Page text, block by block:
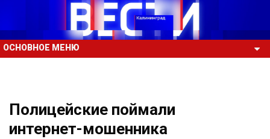
ОСНОВНОЕ МЕНЮ
Полицейские поймали
интернет-мошенника